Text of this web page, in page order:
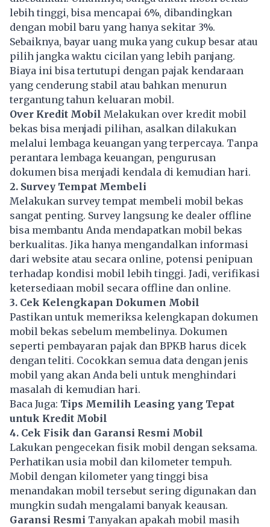
lebih tinggi, bisa mencapai 6%, dibandingkan
dengan mobil baru yang hanya sekitar 3%.
Sebaiknya, bayar uang muka yang cukup besar atau
pilih jangka waktu cicilan yang lebih panjang.
Biaya ini bisa tertutupi dengan pajak kendaraan
yang cenderung stabil atau bahkan menurun
tergantung tahun keluaran mobil.
Over Kredit Mobil Melakukan over kredit mobil
bekas bisa menjadi pilihan, asalkan dilakukan
melalui lembaga keuangan yang terpercaya. Tanpa
perantara lembaga keuangan, pengurusan
dokumen bisa menjadi kendala di kemudian hari.
2. Survey Tempat Membeli
Melakukan survey tempat membeli mobil bekas
sangat penting. Survey langsung ke dealer offline
bisa membantu Anda mendapatkan mobil bekas
berkualitas. Jika hanya mengandalkan informasi
dari website atau secara online, potensi penipuan
terhadap kondisi mobil lebih tinggi. Jadi, verifikasi
ketersediaan mobil secara offline dan online.
3. Cek Kelengkapan Dokumen Mobil
Pastikan untuk memeriksa kelengkapan dokumen
mobil bekas sebelum membelinya. Dokumen
seperti pembayaran pajak dan BPKB harus dicek
dengan teliti. Cocokkan semua data dengan jenis
mobil yang akan Anda beli untuk menghindari
masalah di kemudian hari.
Baca Juga: Tips Memilih Leasing yang Tepat
untuk Kredit Mobil
4. Cek Fisik dan Garansi Resmi Mobil
Lakukan pengecekan fisik mobil dengan seksama.
Perhatikan usia mobil dan kilometer tempuh.
Mobil dengan kilometer yang tinggi bisa
menandakan mobil tersebut sering digunakan dan
mungkin sudah mengalami banyak keausan.
Garansi Resmi Tanyakan apakah mobil masih